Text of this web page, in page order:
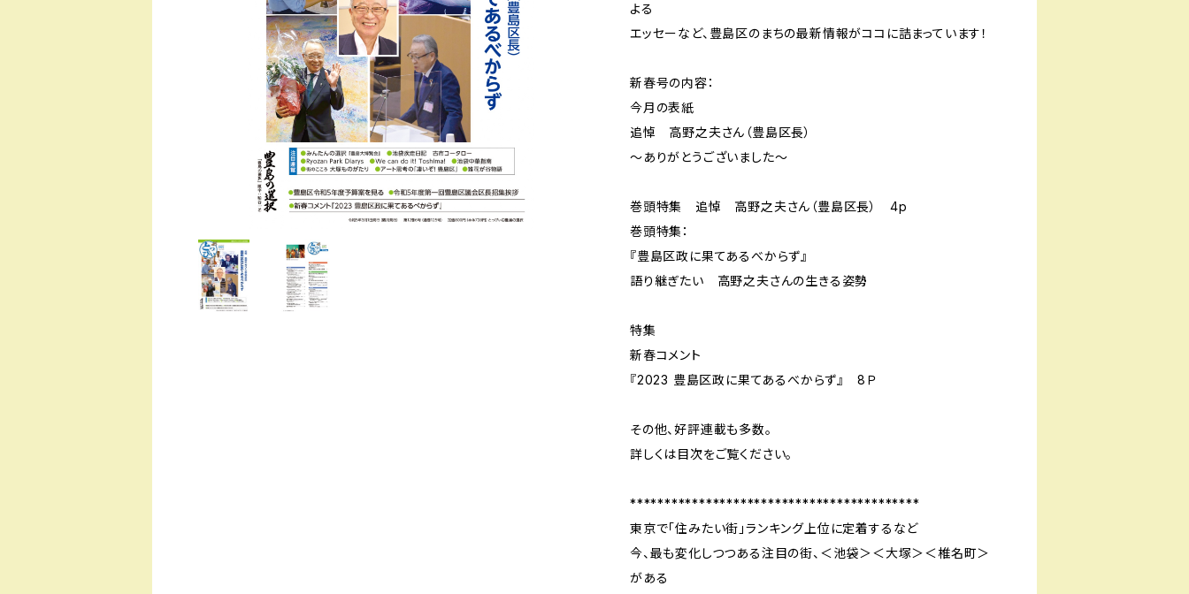
よる
エッセーなど、豊島区のまちの最新情報がココに詰まっています！
新春号の内容：
今月の表紙
追悼 高野之夫さん（豊島区長）
～ありがとうございました～
巻頭特集 追悼 高野之夫さん（豊島区長） 4p
巻頭特集：
『豊島区政に果てあるべからず』
語り継ぎたい 高野之夫さんの生きる姿勢
特集
新春コメント
『2023 豊島区政に果てあるべからず』 8Ｐ
その他、好評連載も多数。
詳しくは目次をご覧ください。
******************************************
東京で「住みたい街」ランキング上位に定着するなど
今、最も変化しつつある注目の街、＜池袋＞＜大塚＞＜椎名町＞
がある